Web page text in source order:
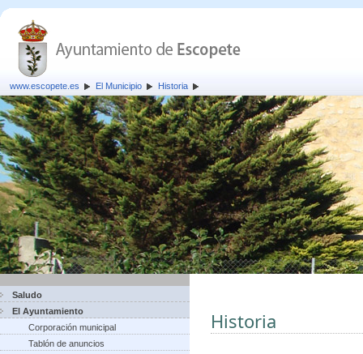
www.escopete.es El Municipio Historia
Saludo
El Ayuntamiento
Corporación municipal
Tablón de anuncios
Historia